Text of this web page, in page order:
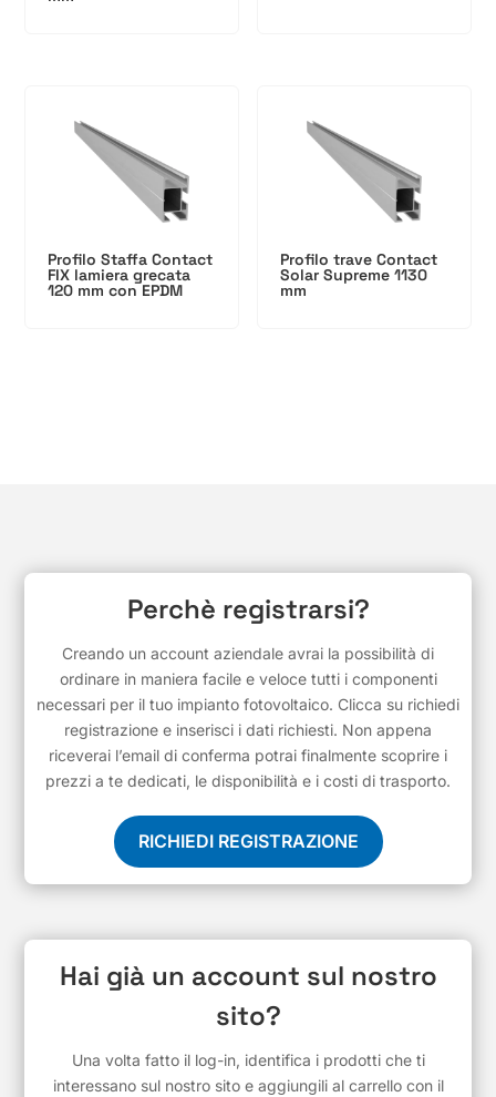
Profilo Staffa Contact
FIX lamiera grecata
120 mm con EPDM
Profilo trave Contact
Solar Supreme 1130
mm
Perchè registrarsi?
Creando un account aziendale avrai la possibilità di
ordinare in maniera facile e veloce tutti i componenti
necessari per il tuo impianto fotovoltaico. Clicca su richiedi
registrazione e inserisci i dati richiesti. Non appena
riceverai l’email di conferma potrai finalmente scoprire i
prezzi a te dedicati, le disponibilità e i costi di trasporto.
RICHIEDI REGISTRAZIONE
Hai già un account sul nostro
sito?
Una volta fatto il log-in, identifica i prodotti che ti
interessano sul nostro sito e aggiungili al carrello con il